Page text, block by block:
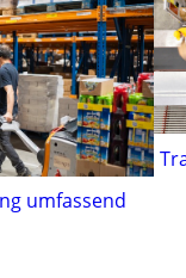
umfassend